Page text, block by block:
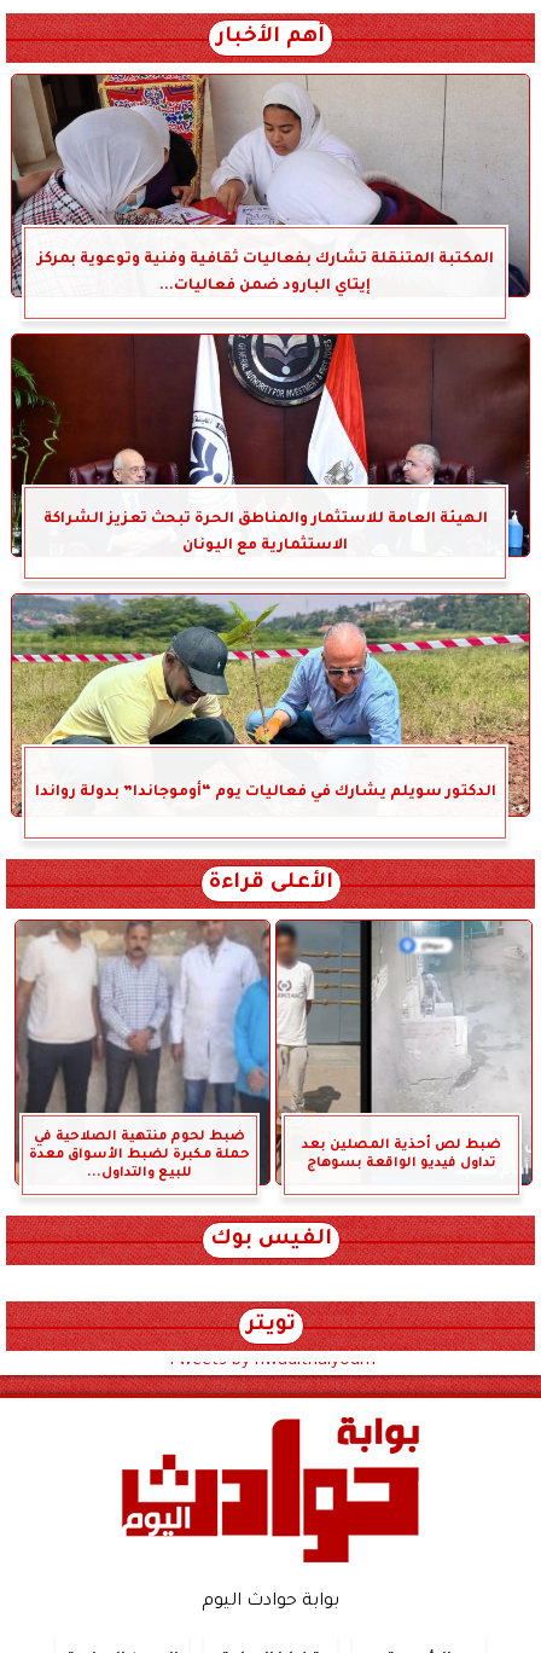
أهم الأخبار
المكتبة المتنقلة تشارك بفعاليات ثقافية وفنية وتوعوية بمركز
إيتاي البارود ضمن فعاليات...
الهيئة العامة للاستثمار والمناطق الحرة تبحث تعزيز الشراكة
الاستثمارية مع اليونان
الدكتور سويلم يشارك في فعاليات يوم “أوموجاندا” بدولة رواندا
الأعلى قراءة
ضبط لص أحذية المصلين بعد
تداول فيديو الواقعة بسوهاج
ضبط لحوم منتهية الصلاحية في
حملة مكبرة لضبط الأسواق معدة
للبيع والتداول...
الفيس بوك
تويتر
Tweets by hwadithalyoum
بوابة حوادث اليوم